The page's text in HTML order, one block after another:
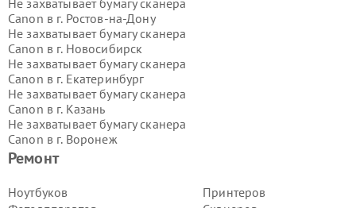
Ремонт
Ноутбуков
Принтеров
Не захватывает бумагу сканера
Canon в г. Ростов-на-Дону
Не захватывает бумагу сканера
Canon в г. Новосибирск
Не захватывает бумагу сканера
Canon в г. Екатеринбург
Не захватывает бумагу сканера
Canon в г. Казань
Не захватывает бумагу сканера
Canon в г. Воронеж
Не захватывает бумагу сканера
Не захватывает бумагу сканера
Canon в г.Самара